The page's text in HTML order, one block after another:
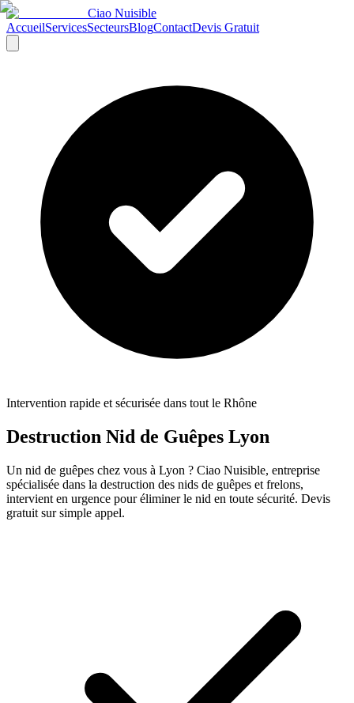
Ciao Nuisible
AccueilServicesSecteursBlogContactDevis Gratuit
Intervention rapide et sécurisée dans tout le Rhône
Destruction Nid de Guêpes Lyon
Un nid de guêpes chez vous à Lyon ? Ciao Nuisible, entreprise
spécialisée dans la destruction des nids de guêpes et frelons,
intervient en urgence pour éliminer le nid en toute sécurité. Devis
gratuit sur simple appel.